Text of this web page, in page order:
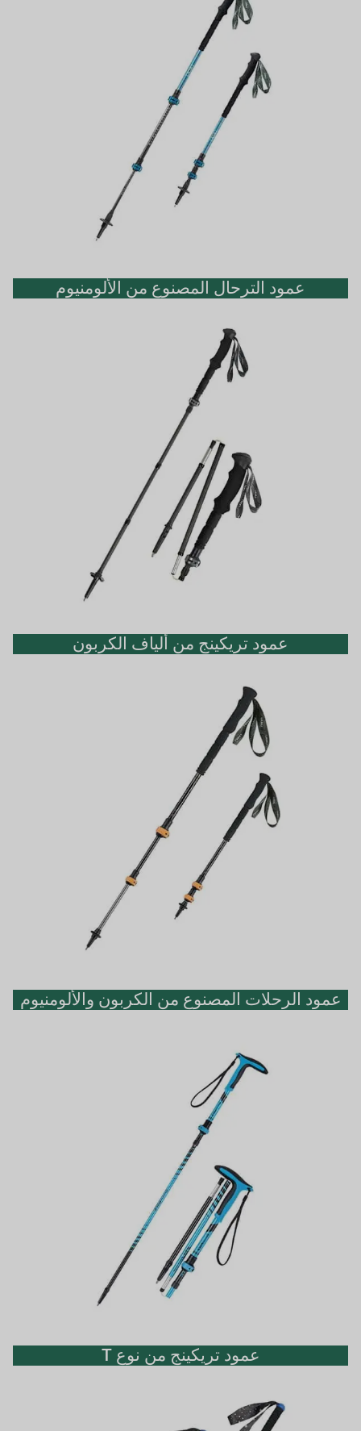
عمود الترحال المصنوع من الألومنيوم
عمود تريكينج من ألياف الكربون
عمود الرحلات المصنوع من الكربون والألومنيوم
عمود تريكينج من نوع T